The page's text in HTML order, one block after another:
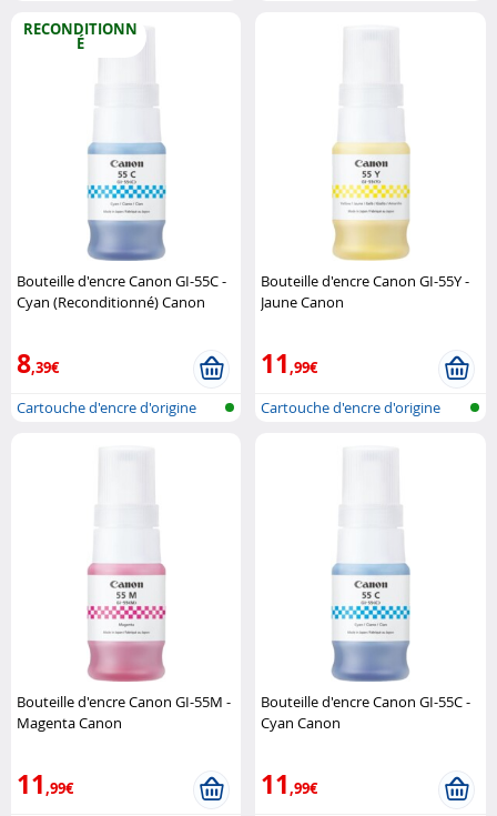
RECONDITIONN
É
Bouteille d'encre Canon GI-55C -
Cyan (Reconditionné) Canon
8,39€
Cartouche d'encre d'origine
Bouteille d'encre Canon GI-55Y -
Jaune Canon
11,99€
Cartouche d'encre d'origine
Bouteille d'encre Canon GI-55M -
Magenta Canon
11,99€
Bouteille d'encre Canon GI-55C -
Cyan Canon
11,99€